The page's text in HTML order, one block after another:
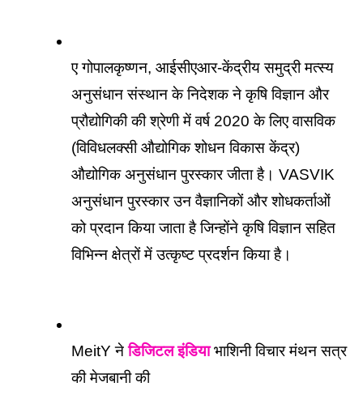
ए गोपालकृष्णन, आईसीएआर-केंद्रीय समुद्री मत्स्य
अनुसंधान संस्थान के निदेशक ने कृषि विज्ञान और
प्रौद्योगिकी की श्रेणी में वर्ष 2020 के लिए वासविक
(विविधलक्सी औद्योगिक शोधन विकास केंद्र)
औद्योगिक अनुसंधान पुरस्कार जीता है। VASVIK
अनुसंधान पुरस्कार उन वैज्ञानिकों और शोधकर्ताओं
को प्रदान किया जाता है जिन्होंने कृषि विज्ञान सहित
विभिन्न क्षेत्रों में उत्कृष्ट प्रदर्शन किया है।
MeitY ने डिजिटल इंडिया भाशिनी विचार मंथन सत्र
की मेजबानी की